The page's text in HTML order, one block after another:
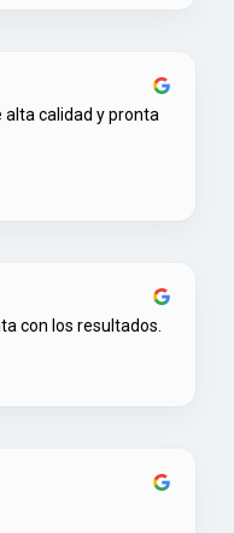
alta calidad y pronta
con los resultados.